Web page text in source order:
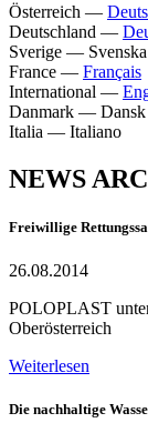
Österreich —
Deutschland —
Sverige — Svenska
France — Français
International —
Danmark — Dansk
Italia — Italiano
NEWS
Freiwillige
26.08.2014
POLOPLAST
Oberösterreich
Weiterlesen
Die nachhaltige